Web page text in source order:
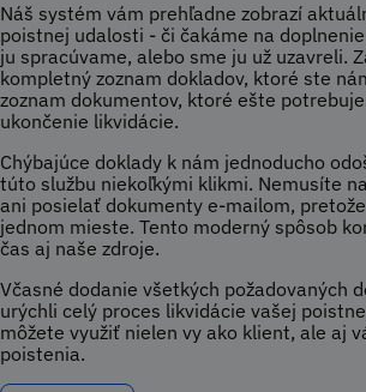
Náš systém vám prehľadne zobrazí
poistnej udalosti - či čakáme na
ju spracúvame, alebo sme ju už uzavreli.
kompletný zoznam dokladov, ktoré ste
zoznam dokumentov, ktoré ešte
ukončenie likvidácie.
Chýbajúce doklady k nám jednoducho
túto službu niekoľkými klikmi. Nemusíte
ani posielať dokumenty e-mailom,
jednom mieste. Tento moderný spôsob
čas aj naše zdroje.
Včasné dodanie všetkých požadovaných
urýchli celý proces likvidácie vašej
môžete využiť nielen vy ako klient, ale aj
poistenia.